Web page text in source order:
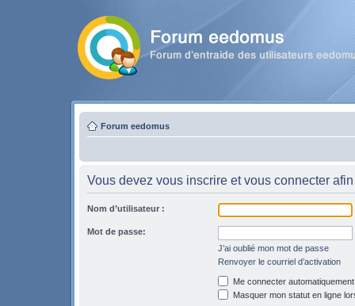
Forum eedomus
Vous devez vous inscrire et vous connecter
Nom d’utilisateur :
Mot de passe:
J’ai oublié mon mot de passe
Renvoyer le courriel d’activation
Me connecter
Masquer mon statut en ligne